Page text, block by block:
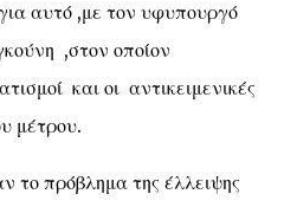
αυτό ,με τον υφυπουργό
,στον οποίον
και οι αντικειμενικές
μέτρου.
το πρόβλημα της έλλειψης